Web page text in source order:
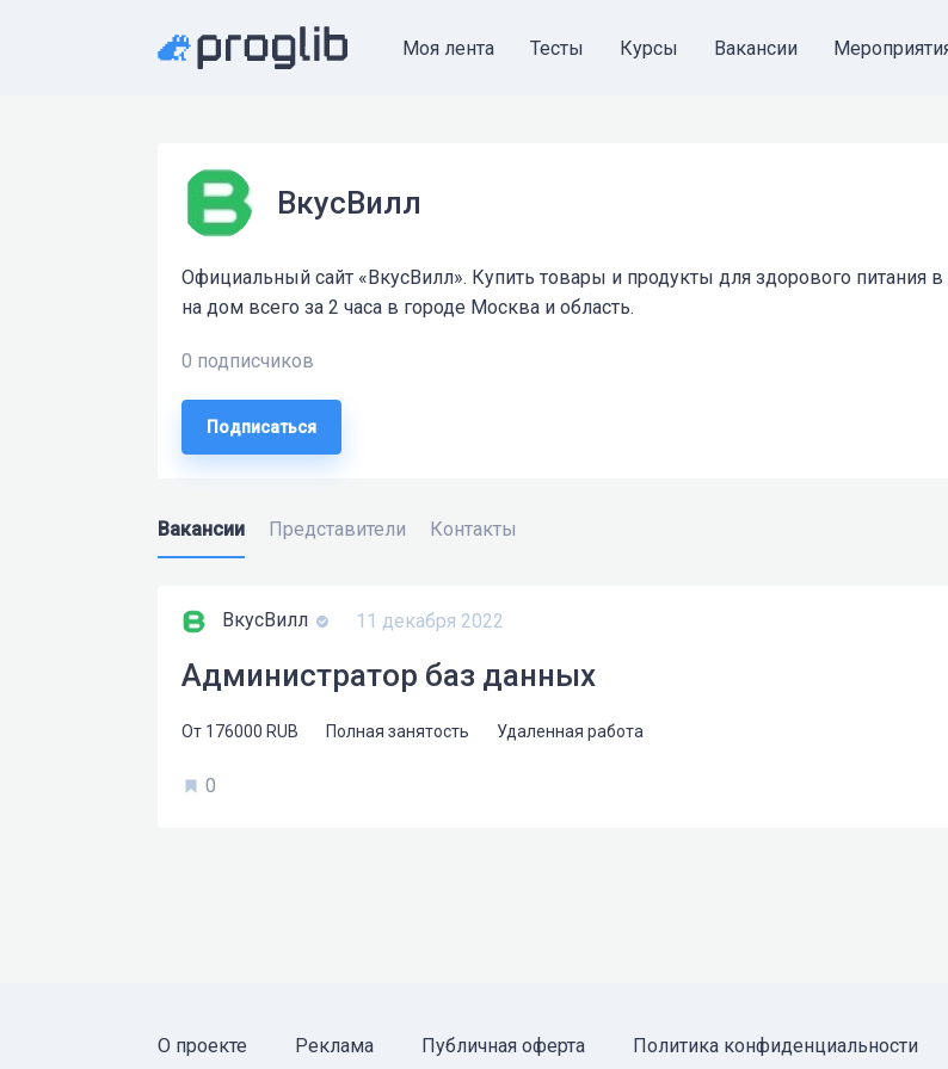
Моя лента Тесты Курсы Вакансии
ВкусВилл
Официальный сайт «ВкусВилл». Купить товары и продукты для здорового питания
на дом всего за 2 часа в городе Москва и область.
0 подписчиков
Подписаться
Вакансии Представители Контакты
ВкусВилл 11 декабря 2022
Администратор баз данных
От 176000 RUB Полная занятость Удаленная работа
0
О проекте Реклама Публичная оферта Политика конфиденциальности